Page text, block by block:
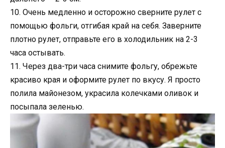
10. Очень медленно и осторожно сверните рулет с
помощью фольги, отгибая край на себя. Заверните
плотно рулет, отправьте его в холодильник на 2-3
часа остывать.
11. Через два-три часа снимите фольгу, обрежьте
красиво края и оформите рулет по вкусу. Я просто
полила майонезом, украсила колечками оливок и
посыпала зеленью.